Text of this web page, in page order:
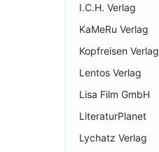
I.C.H. Verlag
KaMeRu Verlag
Kopfreisen Verlag
Lentos Verlag
Lisa Film GmbH
LiteraturPlanet
Lychatz Verlag